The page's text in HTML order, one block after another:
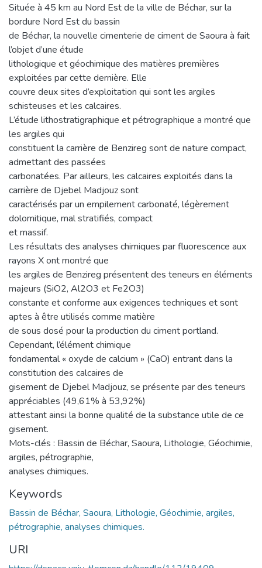
Située à 45 km au Nord Est de la ville de Béchar, sur la
bordure Nord Est du bassin
de Béchar, la nouvelle cimenterie de ciment de Saoura à fait
l’objet d’une étude
lithologique et géochimique des matières premières
exploitées par cette dernière. Elle
couvre deux sites d’exploitation qui sont les argiles
schisteuses et les calcaires.
L’étude lithostratigraphique et pétrographique a montré que
les argiles qui
constituent la carrière de Benzireg sont de nature compact,
admettant des passées
carbonatées. Par ailleurs, les calcaires exploités dans la
carrière de Djebel Madjouz sont
caractérisés par un empilement carbonaté, légèrement
dolomitique, mal stratifiés, compact
et massif.
Les résultats des analyses chimiques par fluorescence aux
rayons X ont montré que
les argiles de Benzireg présentent des teneurs en éléments
majeurs (SiO2, Al2O3 et Fe2O3)
constante et conforme aux exigences techniques et sont
aptes à être utilisés comme matière
de sous dosé pour la production du ciment portland.
Cependant, l’élément chimique
fondamental « oxyde de calcium » (CaO) entrant dans la
constitution des calcaires de
gisement de Djebel Madjouz, se présente par des teneurs
appréciables (49,61% à 53,92%)
attestant ainsi la bonne qualité de la substance utile de ce
gisement.
Mots-clés : Bassin de Béchar, Saoura, Lithologie, Géochimie,
argiles, pétrographie,
analyses chimiques.
Keywords
Bassin de Béchar, Saoura, Lithologie, Géochimie, argiles,
pétrographie, analyses chimiques.
URI